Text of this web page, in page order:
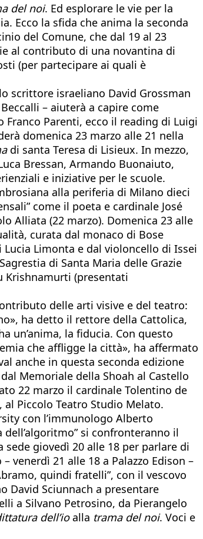
del noi. Ed esplorare le vie per la
Ecco la sfida che anima la seconda
del Comune, che dal 19 al 23
al contributo di una novantina di
(per partecipare ai quali è
scrittore israeliano David Grossman
– aiuterà a capire come
Parenti, ecco il reading di Luigi
domenica 23 marzo alle 21 nella
di santa Teresa di Lisieux. In mezzo,
Bressan, Armando Buonaiuto,
e iniziative per le scuole.
alla periferia di Milano dieci
come il poeta e cardinale José
Alliata (22 marzo). Domenica 23 alle
curata dal monaco di Bose
Limonta e dal violoncello di Issei
di Santa Maria delle Grazie
Krishnamurti (presentati
delle arti visive e del teatro:
ha detto il rettore della Cattolica,
un’anima, la fiducia. Con questo
che affligge la città», ha affermato
anche in questa seconda edizione
Memoriale della Shoah al Castello
22 marzo il cardinale Tolentino de
Piccolo Teatro Studio Melato.
con l’immunologo Alberto
si confronteranno il
giovedì 20 alle 18 per parlare di
venerdì 21 alle 18 a Palazzo Edison –
quindi fratelli”, con il vescovo
David Sciunnach a presentare
a Silvano Petrosino, da Pierangelo
dell’ioalla trama del noi. Voci e